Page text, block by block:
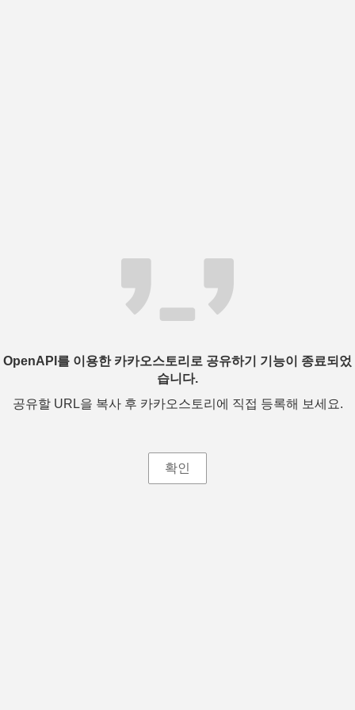
OpenAPI를 이용한 카카오스토리로 공유하기 기능이 종료되었
습니다.
공유할 URL을 복사 후 카카오스토리에 직접 등록해 보세요.
확인